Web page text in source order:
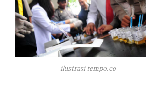
ilustrasi tempo.co